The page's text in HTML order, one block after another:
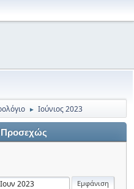
► Ιούνιος 2023
Προσεχώς